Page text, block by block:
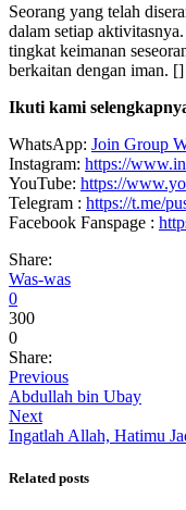
Seorang yang telah
dalam setiap
tingkat keimanan
berkaitan dengan iman. []
Ikuti kami
WhatsApp: Join Group
Instagram: https://
YouTube: https://
Telegram : https://t.me/
Facebook Fanspage :
Share:
Was-was
0
300
0
Share:
Previous
Abdullah bin Ubay
Next
Ingatlah Allah, Hatimu
Related posts